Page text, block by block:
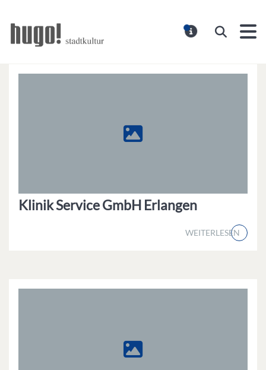
Suchen
Klinik Service GmbH Erlangen
WEITERLESEN